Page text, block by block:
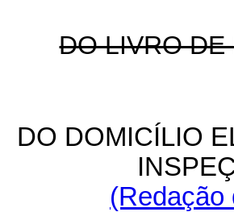
DO LIVRO
DO DOMICÍLIO
(Redação